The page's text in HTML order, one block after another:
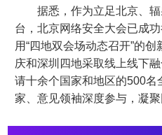
据悉，作为立足北京、辐
台，北京网络安全大会已成
用“四地双会场动态召开”的
庆和深圳四地采取线上线下
请十余个国家和地区的500名
家、意见领袖深度参与，凝